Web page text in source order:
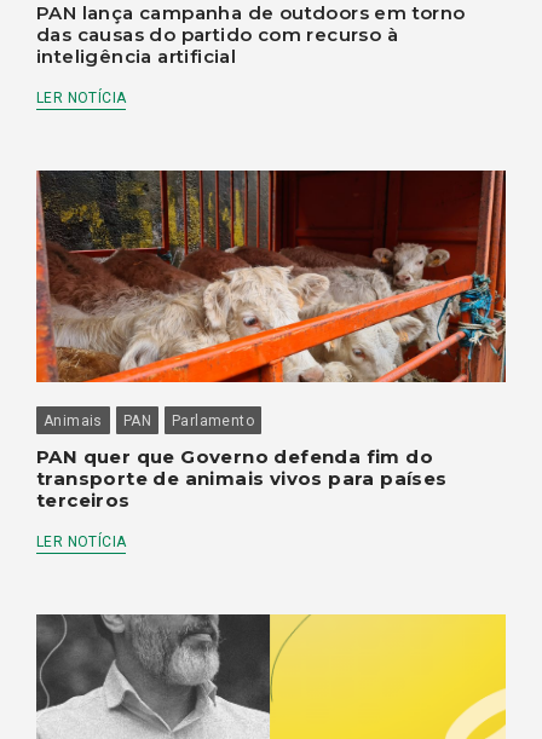
PAN lança campanha de outdoors em torno
das causas do partido com recurso à
inteligência artificial
LER NOTÍCIA
Animais PAN Parlamento
PAN quer que Governo defenda fim do
transporte de animais vivos para países
terceiros
LER NOTÍCIA